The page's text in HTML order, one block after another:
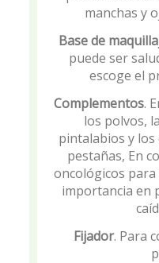
manchas y
Base de
puede ser
escoge el
Complementos.
los polvos,
pintalabios y los
pestañas, En
oncológicos para
importancia en
Fijador. Para